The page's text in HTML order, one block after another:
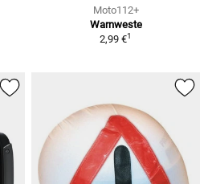
Moto112+
Warnweste
2,99 €1